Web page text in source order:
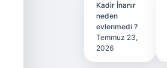
Kadir İnanır
neden
evlenmedi ?
Temmuz 23,
2026